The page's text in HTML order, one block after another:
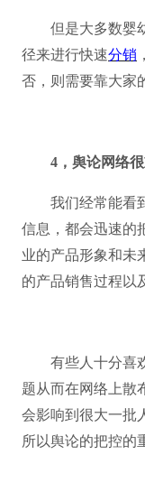
但是大多数婴幼
径来进行快速分销
否，则需要靠大家
4，舆论网络
我们经常能看到
信息，都会迅速的
业的产品形象和未
的产品销售过程以
有些人十分喜欢
题从而在网络上散
会影响到很大一批
所以舆论的把控的